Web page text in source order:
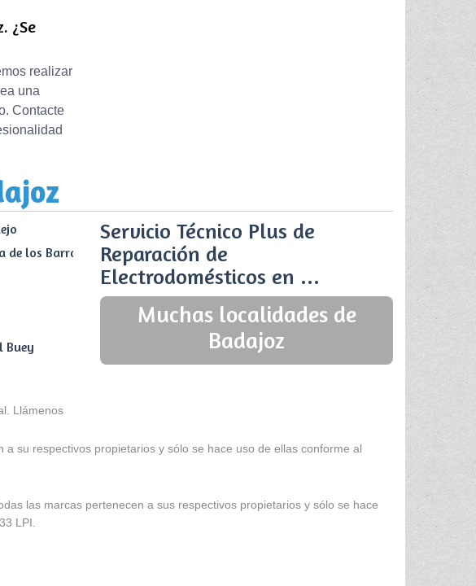
¿Se
realizar
una
Contacte
los Barros
Buey
Servicio Técnico Plus de
Reparación de
Electrodomésticos en ...
Muchas localidades de
Badajoz
Llámenos
su respectivos propietarios y sólo se hace uso de ellas conforme al
las marcas pertenecen a sus respectivos propietarios y sólo se hace
LPI.